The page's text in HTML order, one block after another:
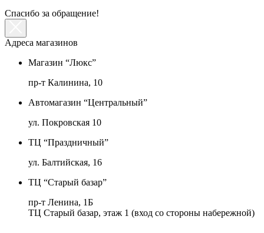
Спасибо за обращение!
Адреса магазинов
Магазин “Люкс”
пр-т Калинина, 10
Автомагазин “Центральный”
ул. Покровская 10
ТЦ “Праздничный”
ул. Балтийская, 16
ТЦ “Старый базар”
пр-т Ленина, 1Б
ТЦ Старый базар, этаж 1 (вход со стороны набережной)